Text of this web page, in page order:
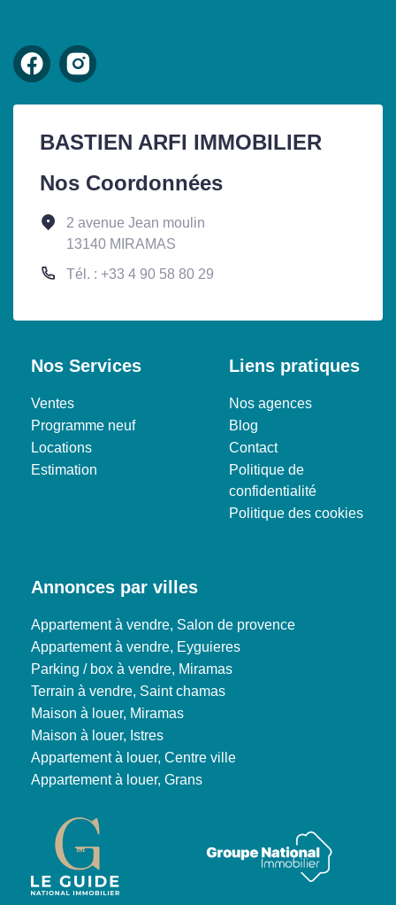
BASTIEN ARFI IMMOBILIER
Nos Coordonnées
2 avenue Jean moulin
13140 MIRAMAS
Tél. : +33 4 90 58 80 29
Nos Services
Ventes
Programme neuf
Locations
Estimation
Liens pratiques
Nos agences
Blog
Contact
Politique de
confidentialité
Politique des cookies
Annonces par villes
Appartement à vendre, Salon de provence
Appartement à vendre, Eyguieres
Parking / box à vendre, Miramas
Terrain à vendre, Saint chamas
Maison à louer, Miramas
Maison à louer, Istres
Appartement à louer, Centre ville
Appartement à louer, Grans